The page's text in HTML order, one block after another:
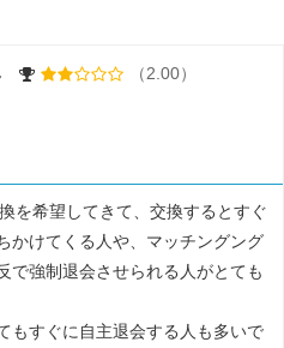
（2.00）
を希望してきて、交換するとすぐ
かけてくる人や、マッチングング
で強制退会させられる人がとても
もすぐに自主退会する人も多いで